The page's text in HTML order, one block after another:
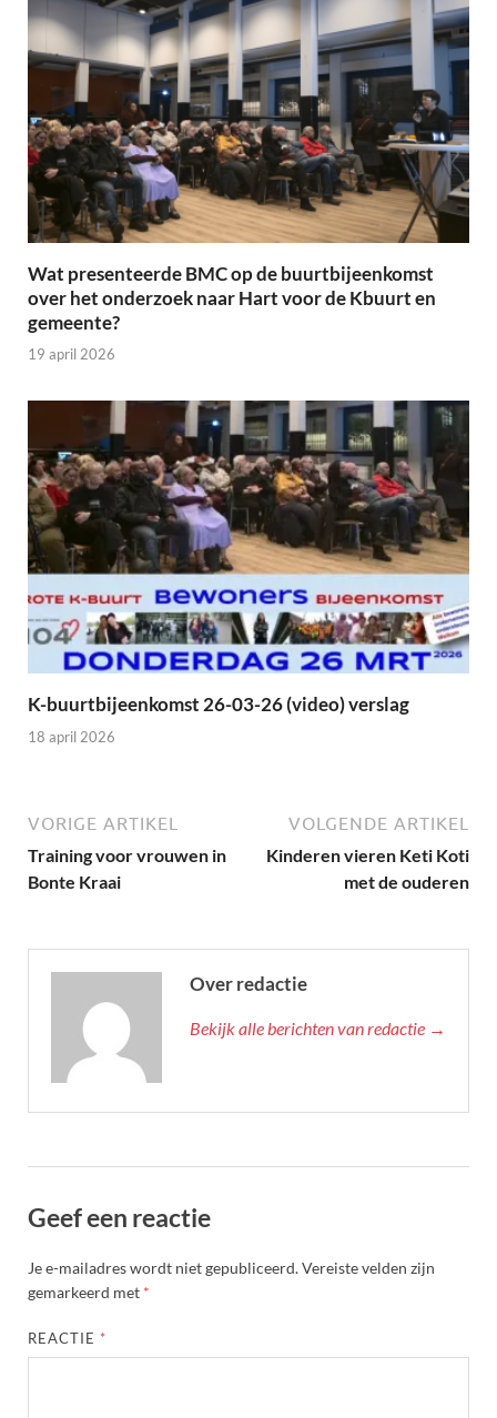
Wat presenteerde BMC op de buurtbijeenkomst
over het onderzoek naar Hart voor de Kbuurt en
gemeente?
19 april 2026
K-buurtbijeenkomst 26-03-26 (video) verslag
18 april 2026
VORIGE ARTIKEL
Training voor vrouwen in
Bonte Kraai
VOLGENDE ARTIKEL
Kinderen vieren Keti Koti
met de ouderen
Over redactie
Bekijk alle berichten van redactie →
Geef een reactie
Je e-mailadres wordt niet gepubliceerd.Vereiste velden zijn
gemarkeerd met *
REACTIE *